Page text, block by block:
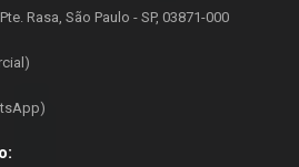
Rasa, São Paulo - SP, 03871-000